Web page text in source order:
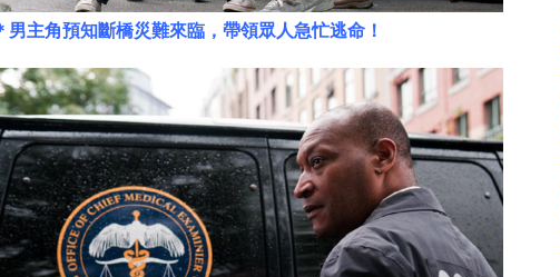
男主角預知斷橋災難來臨，帶領眾人急忙逃命！